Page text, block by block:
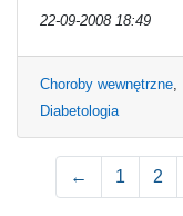
22-09-2008 18:49
Choroby wewnętrzne,
Diabetologia
← 1 2